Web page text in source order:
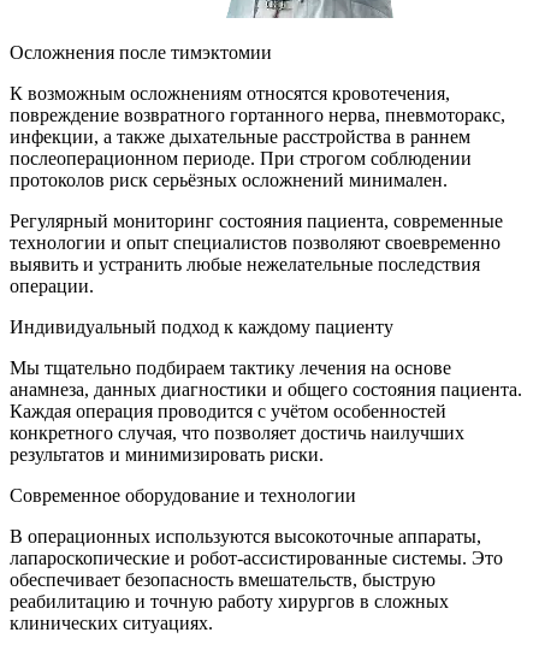
Осложнения после тимэктомии
К возможным осложнениям относятся кровотечения,
повреждение возвратного гортанного нерва, пневмоторакс,
инфекции, а также дыхательные расстройства в раннем
послеоперационном периоде. При строгом соблюдении
протоколов риск серьёзных осложнений минимален.
Регулярный мониторинг состояния пациента, современные
технологии и опыт специалистов позволяют своевременно
выявить и устранить любые нежелательные последствия
операции.
Индивидуальный подход к каждому пациенту
Мы тщательно подбираем тактику лечения на основе
анамнеза, данных диагностики и общего состояния пациента.
Каждая операция проводится с учётом особенностей
конкретного случая, что позволяет достичь наилучших
результатов и минимизировать риски.
Современное оборудование и технологии
В операционных используются высокоточные аппараты,
лапароскопические и робот-ассистированные системы. Это
обеспечивает безопасность вмешательств, быструю
реабилитацию и точную работу хирургов в сложных
клинических ситуациях.